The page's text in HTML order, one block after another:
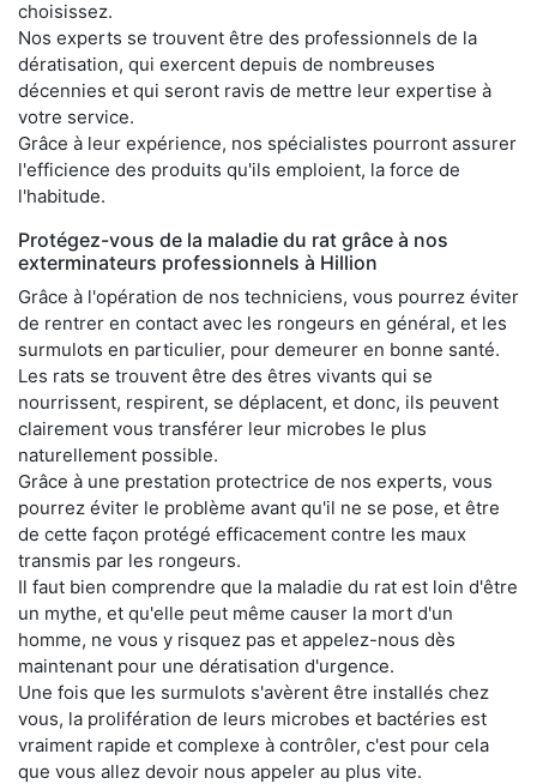
choisissez.
Nos experts se trouvent être des professionnels de la
dératisation, qui exercent depuis de nombreuses
décennies et qui seront ravis de mettre leur expertise à
votre service.
Grâce à leur expérience, nos spécialistes pourront assurer
l'efficience des produits qu'ils emploient, la force de
l'habitude.
Protégez-vous de la maladie du rat grâce à nos
exterminateurs professionnels à Hillion
Grâce à l'opération de nos techniciens, vous pourrez éviter
de rentrer en contact avec les rongeurs en général, et les
surmulots en particulier, pour demeurer en bonne santé.
Les rats se trouvent être des êtres vivants qui se
nourrissent, respirent, se déplacent, et donc, ils peuvent
clairement vous transférer leur microbes le plus
naturellement possible.
Grâce à une prestation protectrice de nos experts, vous
pourrez éviter le problème avant qu'il ne se pose, et être
de cette façon protégé efficacement contre les maux
transmis par les rongeurs.
Il faut bien comprendre que la maladie du rat est loin d'être
un mythe, et qu'elle peut même causer la mort d'un
homme, ne vous y risquez pas et appelez-nous dès
maintenant pour une dératisation d'urgence.
Une fois que les surmulots s'avèrent être installés chez
vous, la prolifération de leurs microbes et bactéries est
vraiment rapide et complexe à contrôler, c'est pour cela
que vous allez devoir nous appeler au plus vite.